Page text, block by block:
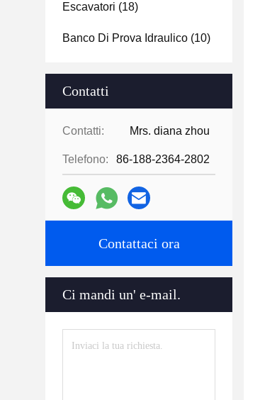
Escavatori (18)
Banco Di Prova Idraulico (10)
Contatti
Contatti: Mrs. diana zhou
Telefono: 86-188-2364-2802
Contattaci ora
Ci mandi un' e-mail.